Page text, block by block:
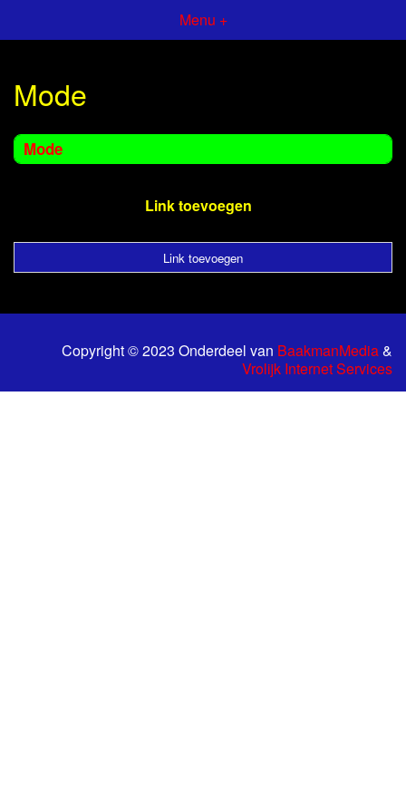
Menu +
Mode
Mode
Link toevoegen
Link toevoegen
Copyright © 2023 Onderdeel van BaakmanMedia&
Vrolijk Internet Services